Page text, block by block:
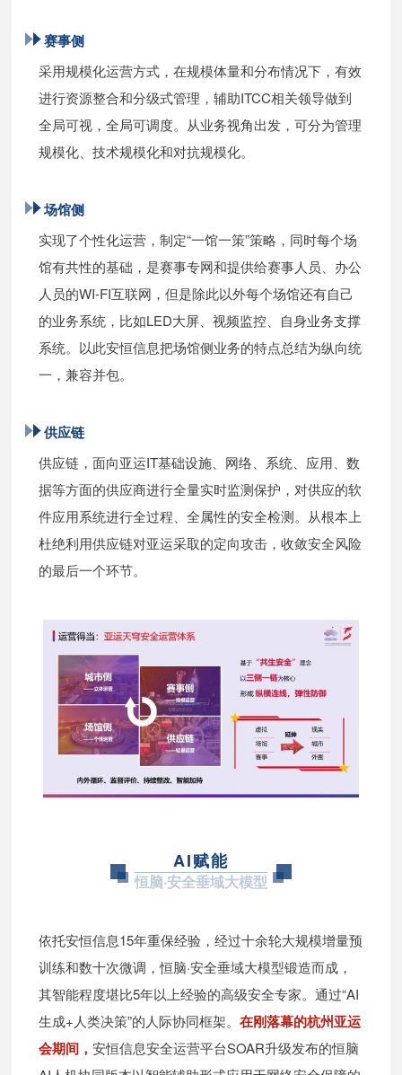
赛事侧
采用规模化运营方式，在规模体量和分布情况下，有效
进行资源整合和分级式管理，辅助ITCC相关领导做到
全局可视，全局可调度。从业务视角出发，可分为管理
规模化、技术规模化和对抗规模化。
场馆侧
实现了个性化运营，制定“一馆一策”策略，同时每个场
馆有共性的基础，是赛事专网和提供给赛事人员、办公
人员的WI-FI互联网，但是除此以外每个场馆还有自己
的业务系统，比如LED大屏、视频监控、自身业务支撑
系统。以此安恒信息把场馆侧业务的特点总结为纵向统
一，兼容并包。
供应链
供应链，面向亚运IT基础设施、网络、系统、应用、数
据等方面的供应商进行全量实时监测保护，对供应的软
件应用系统进行全过程、全属性的安全检测。从根本上
杜绝利用供应链对亚运采取的定向攻击，收敛安全风险
的最后一个环节。
AI赋能
恒脑·安全垂域大模型
依托安恒信息15年重保经验，经过十余轮大规模增量预
训练和数十次微调，恒脑·安全垂域大模型锻造而成，
其智能程度堪比5年以上经验的高级安全专家。通过“AI
生成+人类决策”的人际协同框架。在刚落幕的杭州亚运
会期间，安恒信息安全运营平台SOAR升级发布的恒脑